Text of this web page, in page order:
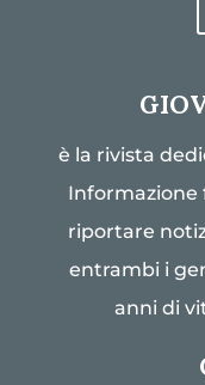
è la rivista
Informazione
riportare
entrambi i
anni di